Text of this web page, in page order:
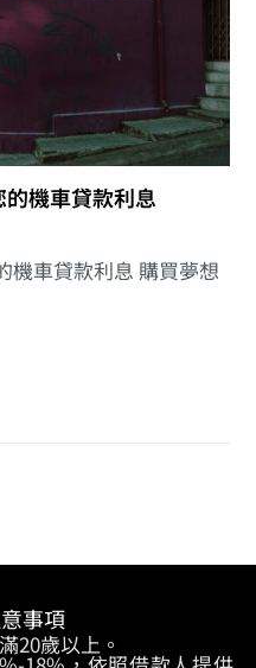
機車貸款利息
機車貸款利息 購買夢想
事項
20歲以上。